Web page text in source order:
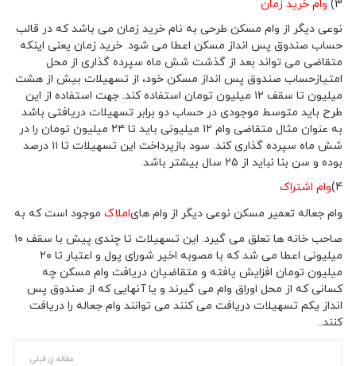
وام خرید زمان
نوعی دیگر از وام مسکن طرحی به نام خرید زمان می باشد که در قالب
حساب صندوق پس انداز مسکن اعطا می ‌شود. خرید زمان یعنی اینکه
متقاضی می تواند بعد از گذشت شش ماه سپرده گذاری از محل
امتیازحساب صندوق پس انداز مسکن خود، از تسهیلات بیش از هشت
میلیون تا سقف ۱۲ میلیون تومان استفاده کند. جهت استفاده از این
طرح باید متوسط موجودی در حساب دو برابر تسهیلات دریافتی باشد
به عنوان مثال متقاضی وام ۱۲ میلیونی باید تا ۲۴ میلیون تومان را در
شش ماه سپرده گذاری کند. سود بازپرداخت این تسهیلات تا ۱۱ درصد
بوده و سن بنا نباید از ۲۵ سال بیشتر باشد.
وام اشتراک
وام جعاله تعمیر مسکن نوعی دیگر از وام هایاملاکموجود است که به
صاحب خانه ها تعلق می ‌گیرد. این تسهیلات تا چندی پیش با سقف ۱۰
میلیونی اعطا می ‌شد که با مصوبه اخیر شورای پول و اعتبار تا ۲۰
میلیون تومان افزایش یافته و متقاضیان دریافت وام مسکن چه
کسانی که از محل اوراق وام می‌ گیرند و یا آنهایی که از صندوق پس
انداز یکم تسهیلات دریافت می‌ کنند می توانند وام جعاله را دریافت
کنند..
مقاله ی قبلی